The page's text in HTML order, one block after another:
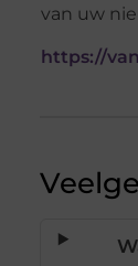
van uw
https://